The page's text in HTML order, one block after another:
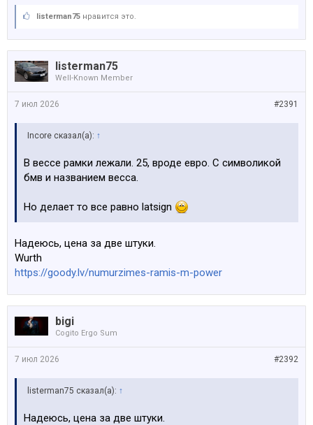
listerman75 нравится это.
listerman75
Well-Known Member
#2391
7 июл 2026
Incore сказал(а): ↑
В вессе рамки лежали. 25, вроде евро. С символикой
бмв и названием весса.
Но делает то все равно latsign
Надеюсь, цена за две штуки.
Wurth
https://goody.lv/numurzimes-ramis-m-power
bigi
Cogito Ergo Sum
#2392
7 июл 2026
listerman75 сказал(а): ↑
Надеюсь, цена за две штуки.